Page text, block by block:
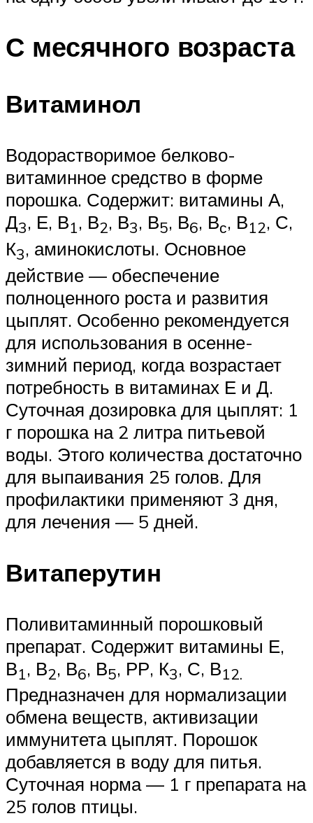
С месячного возраста
Витаминол
Водорастворимое белково-
витаминное средство в форме
порошка. Содержит: витамины А,
Д3, Е, В1, В2, В3, В5, В6, Вс, В12, С,
К3, аминокислоты. Основное
действие — обеспечение
полноценного роста и развития
цыплят. Особенно рекомендуется
для использования в осенне-
зимний период, когда возрастает
потребность в витаминах Е и Д.
Суточная дозировка для цыплят: 1
г порошка на 2 литра питьевой
воды. Этого количества достаточно
для выпаивания 25 голов. Для
профилактики применяют 3 дня,
для лечения — 5 дней.
Витаперутин
Поливитаминный порошковый
препарат. Содержит витамины Е,
В1, В2, В6, В5, РР, К3, С, В12.
Предназначен для нормализации
обмена веществ, активизации
иммунитета цыплят. Порошок
добавляется в воду для питья.
Суточная норма — 1 г препарата на
25 голов птицы.